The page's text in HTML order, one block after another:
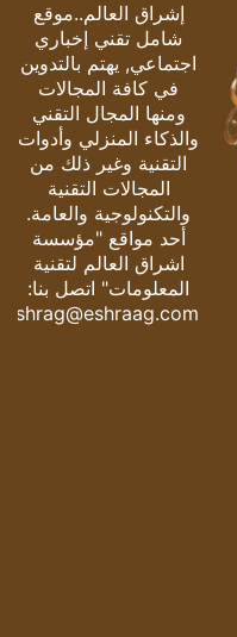
إشراق العالم..موقع
شامل تقني إخباري
اجتماعي, يهتم بالتدوين
في كافة المجالات
ومنها المجال التقني
والذكاء المنزلي وأدوات
التقنية وغير ذلك من
المجالات التقنية
والتكنولوجية والعامة.
أحد مواقع "مؤسسة
اشراق العالم لتقنية
المعلومات" اتصل بنا:
eshrag@eshraag.com